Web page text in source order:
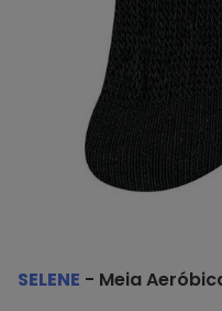
SELENE - Meia